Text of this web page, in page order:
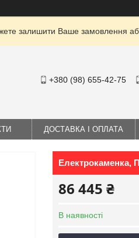
залишити Ваше замовлення
+380 (98) 655-42-75
ДОСТАВКА І ОПЛАТА
Електрокаменка,
86 445 ₴
В наявності